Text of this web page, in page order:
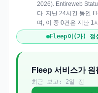
2026). Entireweb
다. 지난 24시간 동안
며, 이 중 0건은 지난 1
Fleep이(가) 정
Fleep 서비스가
최근 보고: 2일 전